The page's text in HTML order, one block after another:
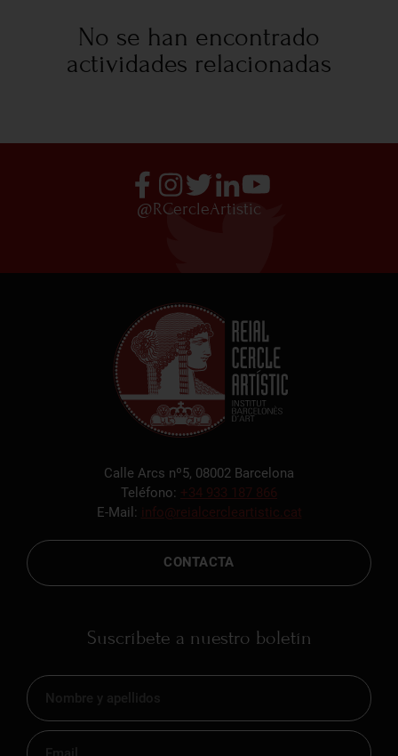
No se han encontrado
actividades relacionadas
@RCercleArtistic
Calle Arcs nº5, 08002 Barcelona
Teléfono: +34 933 187 866
E-Mail: info@reialcercleartistic.cat
CONTACTA
Suscríbete a nuestro boletín